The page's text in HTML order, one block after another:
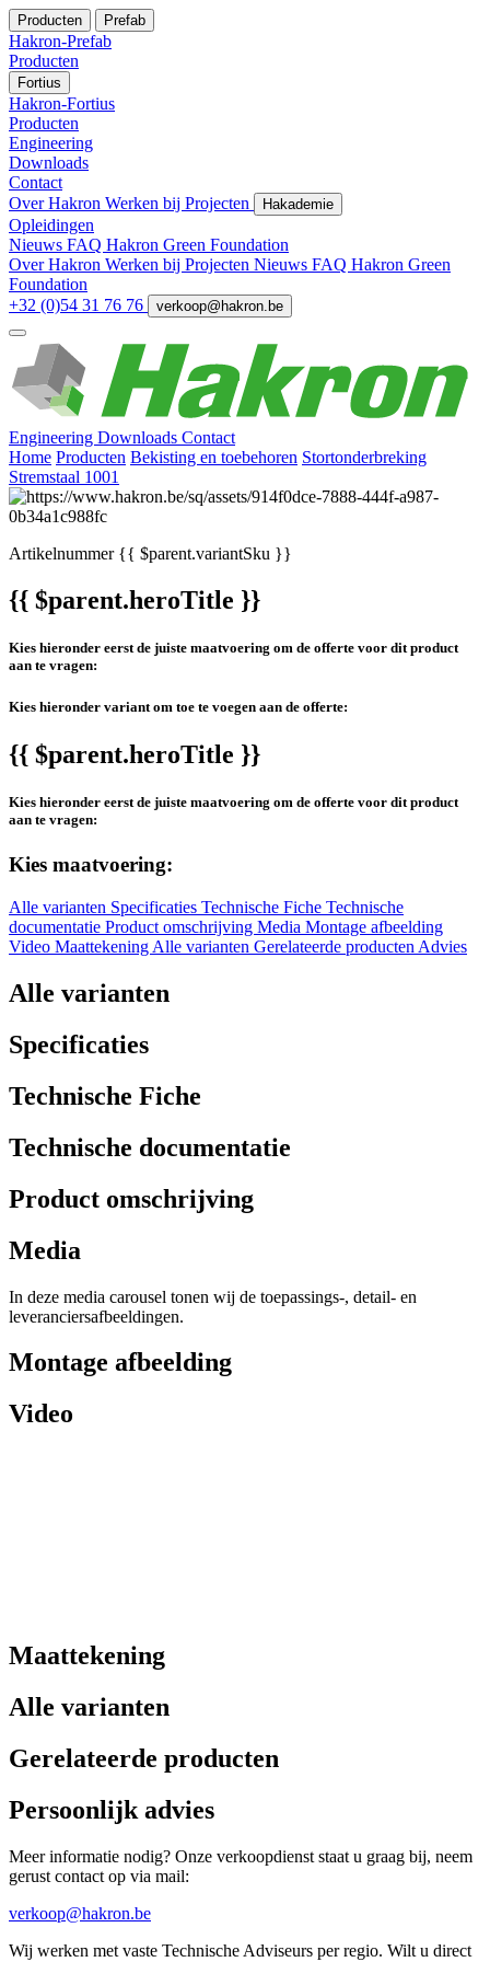
Producten Prefab
Hakron-Prefab
Producten
Fortius
Hakron-Fortius
Producten
Engineering
Downloads
Contact
Over Hakron Werken bij Projecten Hakademie
Opleidingen
Nieuws FAQ Hakron Green Foundation
Over Hakron Werken bij Projecten Nieuws FAQ Hakron Green
Foundation
+32 (0)54 31 76 76
verkoop@hakron.be
Engineering Downloads Contact
Home Producten Bekisting en toebehoren Stortonderbreking
Stremstaal 1001
Artikelnummer{{ $parent.variantSku }}
{{ $parent.heroTitle }}
Kies hieronder eerst de juiste maatvoering om de offerte voor dit product
aan te vragen:
Kies hieronder variant om toe te voegen aan de offerte:
{{ $parent.heroTitle }}
Kies hieronder eerst de juiste maatvoering om de offerte voor dit product
aan te vragen:
Kies maatvoering:
Alle varianten Specificaties Technische Fiche Technische
documentatie Product omschrijving Media Montage afbeelding
Video Maattekening Alle varianten Gerelateerde producten Advies
Alle varianten
Specificaties
Technische Fiche
Technische documentatie
Product omschrijving
Media
In deze media carousel tonen wij de toepassings-, detail- en
leveranciersafbeeldingen.
Montage afbeelding
Video
Maattekening
Alle varianten
Gerelateerde producten
Persoonlijk advies
Meer informatie nodig? Onze verkoopdienst staat u graag bij, neem
gerust contact op via mail:
verkoop@hakron.be
Wij werken met vaste Technische Adviseurs per regio. Wilt u direct